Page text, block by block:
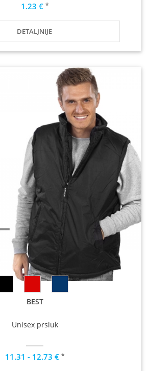
1.23 € *
DETALJNIJE
BEST
Unisex prsluk
11.31 - 12.73 € *